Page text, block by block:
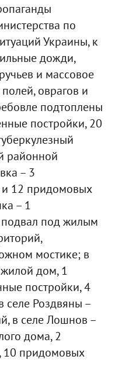
по
Украины, к
дожди,
и массовое
оврагов и
подтоплены
постройки, 20
районной
– 3
и 12 придомовых
– 1
подвал под жилым
мостике; в
дом, 1
постройки, 4
селе Роздвяны –
в селе Лошнов –
дома, 2
10 придомовых